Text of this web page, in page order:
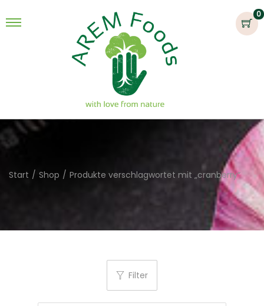
0
Start / Shop / Produkte verschlagwortet mit „cranberry“
Filter